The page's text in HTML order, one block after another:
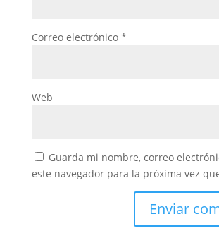
Correo electrónico *
Web
Guarda mi nombre, correo
este navegador para la próxima vez